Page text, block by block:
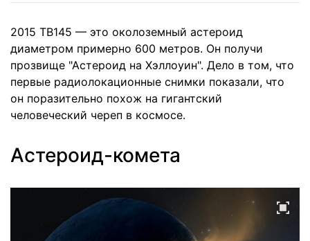
2015 TB145 — это околоземный астероид
диаметром примерно 600 метров. Он получи
прозвище "Астероид на Хэллоуин". Дело в том, что
первые радиолокационные снимки показали, что
он поразительно похож на гигантский
человеческий череп в космосе.
Астероид-комета